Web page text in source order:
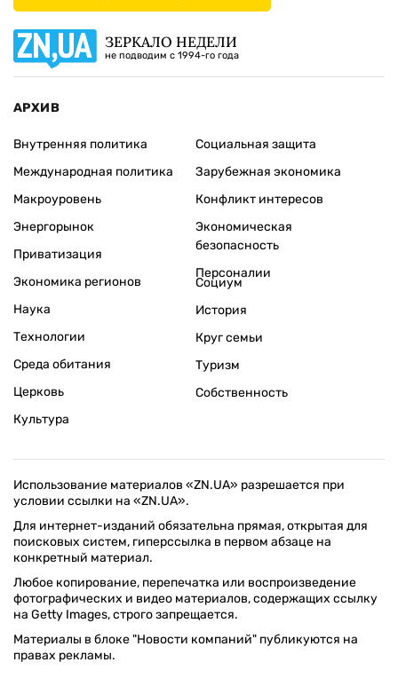
ЗЕРКАЛО НЕДЕЛИ
не подводим с 1994-го года
АРХИВ
Внутренняя политика
Международная политика
Макроуровень
Энергорынок
Приватизация
Экономика регионов
Социальная защита
Зарубежная экономика
Конфликт интересов
Экономическая
безопасность
Персоналии
Наука
Технологии
Среда обитания
Церковь
Культура
Социум
История
Круг семьи
Туризм
Собственность
Использование материалов «ZN.UA» разрешается при
условии ссылки на «ZN.UA».
Для интернет-изданий обязательна прямая, открытая для
поисковых систем, гиперссылка в первом абзаце на
конкретный материал.
Любое копирование, перепечатка или воспроизведение
фотографических и видео материалов, содержащих ссылку
на Getty Images, строго запрещается.
Материалы в блоке "Новости компаний" публикуются на
правах рекламы.